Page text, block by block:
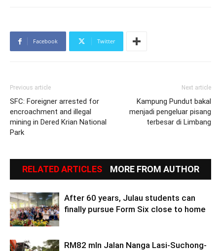
Facebook Twitter
Previous article
SFC: Foreigner arrested for
encroachment and illegal
mining in Dered Krian National
Park
Next article
Kampung Pundut bakal
menjadi pengeluar pisang
terbesar di Limbang
RELATED ARTICLES MORE FROM AUTHOR
After 60 years, Julau students can
finally pursue Form Six close to home
RM82 mln Jalan Nanga Lasi-Suchong-